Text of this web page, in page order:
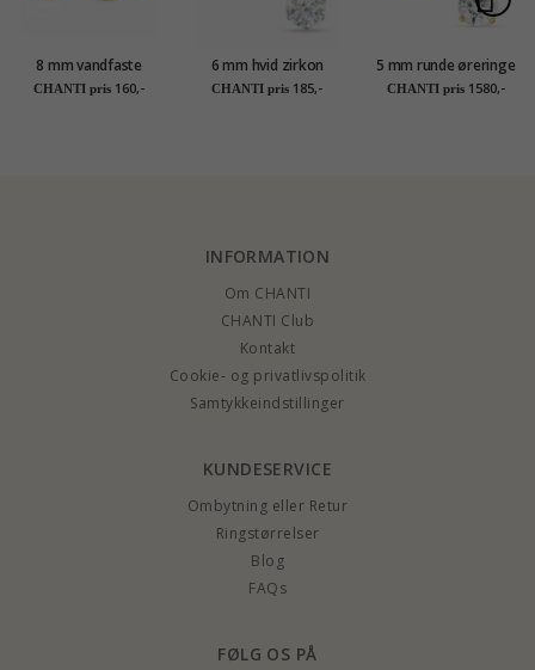
8 mm vandfaste
ørestikker i forgyldt
CHANTI pris 160,-
6 mm hvid zirkon
ørestikker i titanium
CHANTI pris 185,-
5 mm runde øreringe
i 14 karat guld med
CHANTI pris 1580,-
INFORMATION
Om CHANTI
CHANTI Club
Kontakt
Cookie- og privatlivspolitik
Samtykkeindstillinger
KUNDESERVICE
Ombytning eller Retur
Ringstørrelser
Blog
FAQs
FØLG OS PÅ